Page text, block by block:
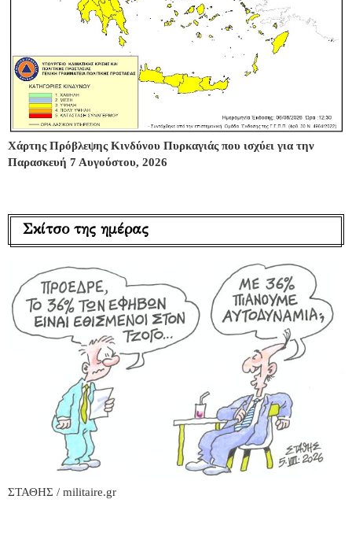
Χάρτης Πρόβλεψης Κινδύνου Πυρκαγιάς που ισχύει για την
Παρασκευή 7 Αυγούστου, 2026
Σκίτσο της ημέρας
ΣΤΑΘΗΣ / militaire.gr